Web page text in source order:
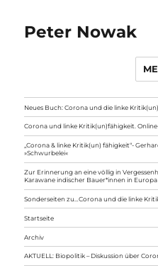
Peter Nowak
Neues Buch: Corona und die linke
Corona und linke Kritik(un)fähigkeit.
„Corona & linke Kritik(un) fähigkeit“-
»Schwurbelei«
Zur Erinnerung an eine völlig in
Karawane indischer Bauer*innen in Europa
Sonderseiten zu…Corona und die linke
Startseite
Archiv
AKTUELL: Biopolitik – Diskussion über